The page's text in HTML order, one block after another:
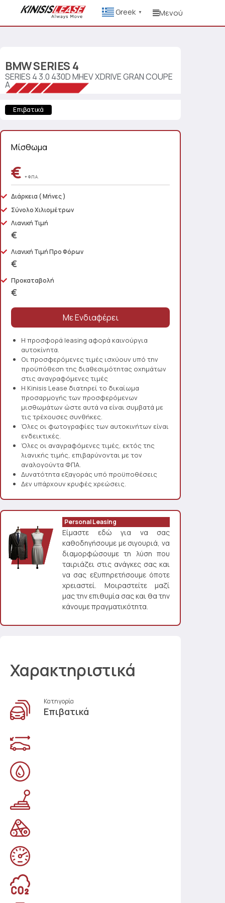
Greek ▼ Μενού
BMWSERIES 4
SERIES 4 3.0 430D MHEV XDRIVE GRAN COUPE
A
Επιβατικά
Μίσθωμα
€ + Φ.Π.Α.
Διάρκεια ( Μήνες )
Σύνολο Χιλιομέτρων
Λιανική Τιμή
€
Λιανική Τιμή Προ Φόρων
€
Προκαταβολή
€
Η προσφορά leasing αφορά καινούργια
αυτοκίνητα.
Οι προσφερόμενες τιμές ισχύουν υπό την
προϋπόθεση της διαθεσιμότητας οχημάτων
στις αναγραφόμενες τιμές
Η Kinisis Lease διατηρεί το δικαίωμα
προσαρμογής των προσφερόμενων
μισθωμάτων ώστε αυτά να είναι συμβατά με
τις τρέχουσες συνθήκες.
Όλες οι φωτογραφίες των αυτοκινήτων είναι
ενδεικτικές.
Όλες οι αναγραφόμενες τιμές, εκτός της
λιανικής τιμής, επιβαρύνονται με τον
αναλογούντα ΦΠΑ.
Δυνατότητα εξαγοράς υπό προϋποθέσεις
Δεν υπάρχουν κρυφές χρεώσεις.
Personal Leasing
Είμαστε εδώ για να σας
καθοδηγήσουμε με σιγουριά, να
διαμορφώσουμε τη λύση που
ταιριάζει στις ανάγκες σας και
να σας εξυπηρετήσουμε όποτε
χρειαστεί. Μοιραστείτε μαζί
μας την επιθυμία σας και θα την
κάνουμε πραγματικότητα.
Χαρακτηριστικά
Κατηγορία
Επιβατικά